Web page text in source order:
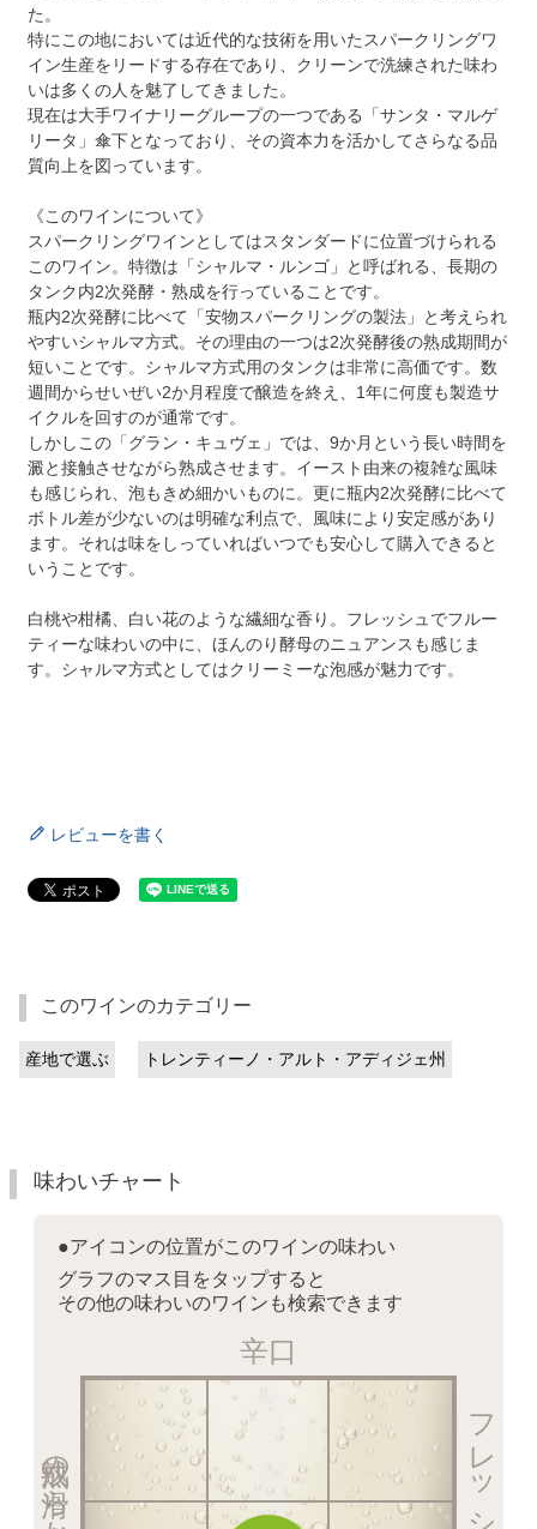
た。
特にこの地においては近代的な技術を用いたスパークリングワ
イン生産をリードする存在であり、クリーンで洗練された味わ
いは多くの人を魅了してきました。
現在は大手ワイナリーグループの一つである「サンタ・マルゲ
リータ」傘下となっており、その資本力を活かしてさらなる品
質向上を図っています。
《このワインについて》
スパークリングワインとしてはスタンダードに位置づけられる
このワイン。特徴は「シャルマ・ルンゴ」と呼ばれる、長期の
タンク内2次発酵・熟成を行っていることです。
瓶内2次発酵に比べて「安物スパークリングの製法」と考えられ
やすいシャルマ方式。その理由の一つは2次発酵後の熟成期間が
短いことです。シャルマ方式用のタンクは非常に高価です。数
週間からせいぜい2か月程度で醸造を終え、1年に何度も製造サ
イクルを回すのが通常です。
しかしこの「グラン・キュヴェ」では、9か月という長い時間を
澱と接触させながら熟成させます。イースト由来の複雑な風味
も感じられ、泡もきめ細かいものに。更に瓶内2次発酵に比べて
ボトル差が少ないのは明確な利点で、風味により安定感があり
ます。それは味をしっていればいつでも安心して購入できると
いうことです。
白桃や柑橘、白い花のような繊細な香り。フレッシュでフルー
ティーな味わいの中に、ほんのり酵母のニュアンスも感じま
す。シャルマ方式としてはクリーミーな泡感が魅力です。
レビューを書く
このワインのカテゴリー
産地で選ぶ トレンティーノ・アルト・アディジェ州
味わいチャート
●アイコンの位置がこのワインの味わい
グラフのマス目をタップすると
その他の味わいのワインも検索できます
辛口
熟成の滑らかな泡